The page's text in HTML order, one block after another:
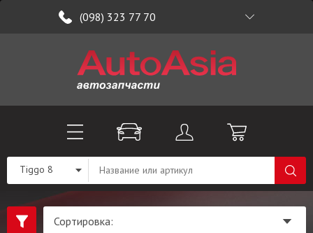
(098) 323 77 70
Tiggo 8